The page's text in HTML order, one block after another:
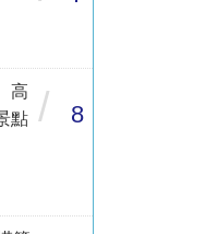
高
點 / 8